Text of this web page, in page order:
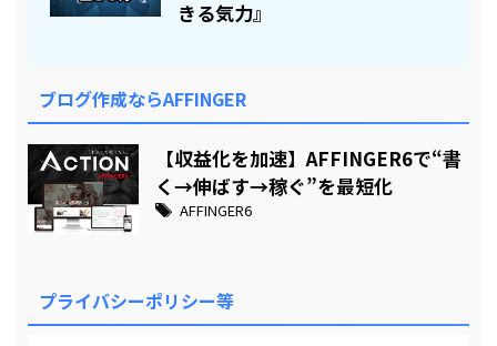
きる気力』
ブログ作成ならAFFINGER
【収益化を加速】AFFINGER6で“書
く→伸ばす→稼ぐ”を最短化
AFFINGER6
プライバシーポリシー等